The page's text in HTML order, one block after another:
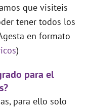
que visiteis
tener todos los
en formato
)
para el
para ello solo